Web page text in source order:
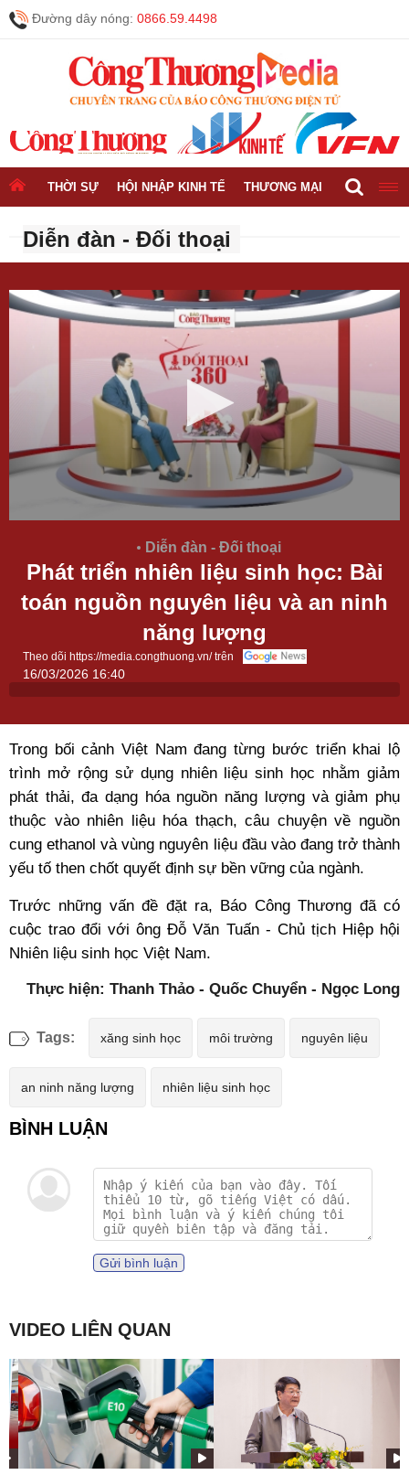
Đường dây nóng: 0866.59.4498
THỜI SỰ HỘI NHẬP KINH TẾ THƯƠNG MẠI CÔNG
Diễn đàn - Đối thoại
Diễn đàn - Đối thoại
Phát triển nhiên liệu sinh học: Bài
toán nguồn nguyên liệu và an ninh
năng lượng
Theo dõi https://media.congthuong.vn/ trên
16/03/2026 16:40
Trong bối cảnh Việt Nam đang từng bước triển khai lộ
trình mở rộng sử dụng nhiên liệu sinh học nhằm giảm
phát thải, đa dạng hóa nguồn năng lượng và giảm phụ
thuộc vào nhiên liệu hóa thạch, câu chuyện về nguồn
cung ethanol và vùng nguyên liệu đầu vào đang trở thành
yếu tố then chốt quyết định sự bền vững của ngành.
Trước những vấn đề đặt ra, Báo Công Thương đã có
cuộc trao đổi với ông Đỗ Văn Tuấn - Chủ tịch Hiệp hội
Nhiên liệu sinh học Việt Nam.
Thực hiện: Thanh Thảo - Quốc Chuyển - Ngọc Long
Tags: xăng sinh học môi trường nguyên liệu
an ninh năng lượng nhiên liệu sinh học
Gửi bình luận
VIDEO LIÊN QUAN